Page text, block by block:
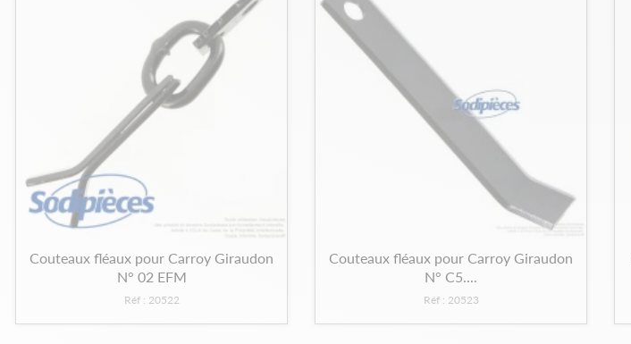
Couteaux fléaux pour Carroy Giraudon
N° 02 EFM
Réf : 20522
Couteaux fléaux pour Carroy Giraudon
N° C5....
Réf : 20523